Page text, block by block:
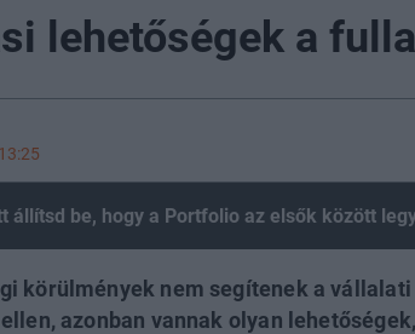
lehetőségek a
állítsd be, hogy a Portfolio az elsők között
körülmények nem segítenek a
azonban vannak olyan